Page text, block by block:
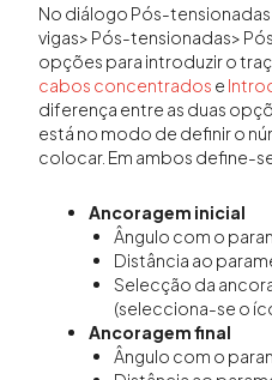
No diálogo Pós-
vigas> Pós-tensionadas>
opções para introduzir o
cabos concentrados e
diferença entre as duas
está no modo de definir o
colocar. Em ambos define-
Ancoragem inicial
Ângulo com o
Distância ao
Selecção da
(selecciona-se o
Ancoragem final
Ângulo com o